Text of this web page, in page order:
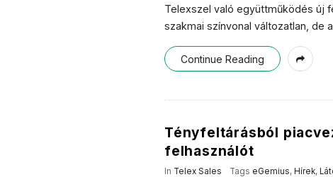
Telexszel való együttműködés új
szakmai színvonal változatlan, de
Continue Reading
Tényfeltárásból
felhasználót
In Telex Sales Tags eGemius, Hírek,